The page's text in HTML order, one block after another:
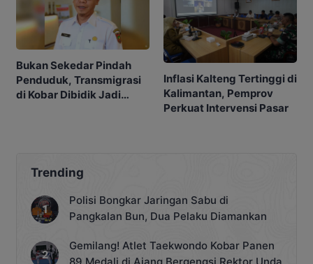
Bukan Sekedar Pindah
Penduduk, Transmigrasi
di Kobar Dibidik Jadi
Inflasi Kalteng Tertinggi di
Kalimantan, Pemprov
Perkuat Intervensi Pasar
Trending
Polisi Bongkar Jaringan Sabu di
Pangkalan Bun, Dua Pelaku Diamankan
Gemilang! Atlet Taekwondo Kobar Panen